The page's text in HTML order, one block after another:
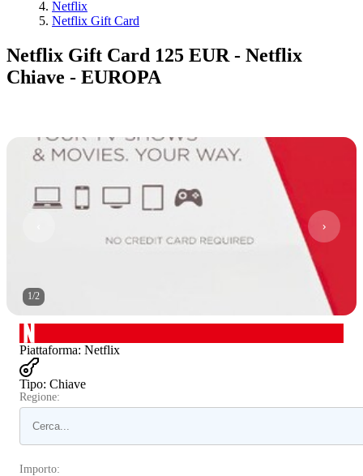
Netflix
Netflix Gift Card
Netflix Gift Card 125 EUR - Netflix
Chiave - EUROPA
1/2
Piattaforma: Netflix
Tipo: Chiave
Regione:
Importo: